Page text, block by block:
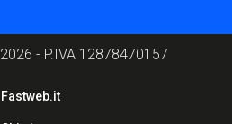
2026 - P.IVA 12878470157
Fastweb.it